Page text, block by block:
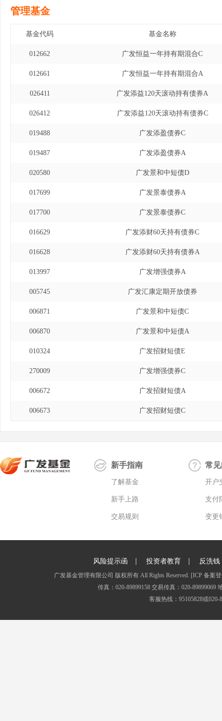
管理基金
基金代码 基金名称
012662 广发恒益一年持有期混合C
012661 广发恒益一年持有期混合A
026411 广发添益120天滚动持有债券A
026412 广发添益120天滚动持有债券C
019488 广发添盈债券C
019487 广发添盈债券A
020580 广发景和中短债D
017699 广发景泰债券A
017700 广发景泰债券C
016629 广发添财60天持有债券C
016628 广发添财60天持有债券A
013997 广发增强债券A
005745 广发汇康定期开放债券
006871 广发景和中短债C
006870 广发景和中短债A
010324 广发招财短债E
270009 广发增强债券C
006672 广发招财短债A
006673 广发招财短债C
新手指南
了解基金
新手上路
交易规则
常
开户
支付
变更
风险提示函 | 投资者教育 | 反洗钱
广发基金管理有限公司 版权所有 All Rights Reserved. [ICP 备案
传真：020-89899158 交易传真：020-
客服热线：95105828或020-